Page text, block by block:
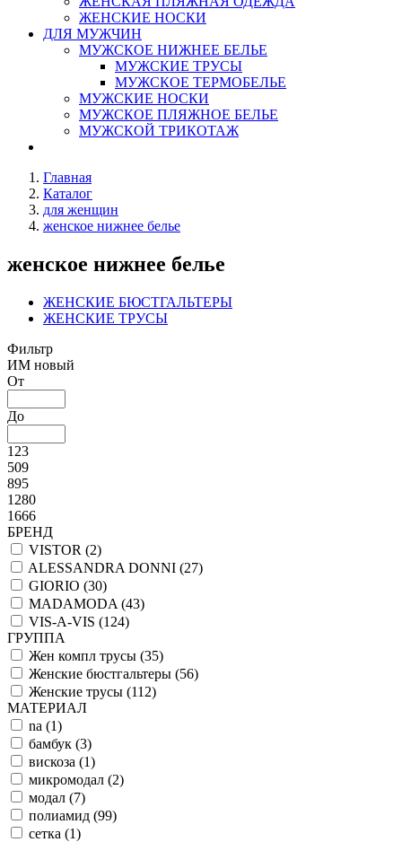
ЖЕНСКИЕ НОСКИ
ДЛЯ МУЖЧИН
МУЖСКОЕ НИЖНЕЕ БЕЛЬЕ
МУЖСКИЕ ТРУСЫ
МУЖСКОЕ ТЕРМОБЕЛЬЕ
МУЖСКИЕ НОСКИ
МУЖСКОЕ ПЛЯЖНОЕ БЕЛЬЕ
МУЖСКОЙ ТРИКОТАЖ
Главная
Каталог
для женщин
женское нижнее белье
женское нижнее белье
ЖЕНСКИЕ БЮСТГАЛЬТЕРЫ
ЖЕНСКИЕ ТРУСЫ
Фильтр
ИМ новый
От
До
123
509
895
1280
1666
БРЕНД
VISTOR (2)
ALESSANDRA DONNI (27)
GIORIO (30)
MADAMODA (43)
VIS-A-VIS (124)
ГРУППА
Жен компл трусы (35)
Женские бюстгальтеры (56)
Женские трусы (112)
МАТЕРИАЛ
na (1)
бамбук (3)
вискоза (1)
микромодал (2)
модал (7)
полиамид (99)
сетка (1)